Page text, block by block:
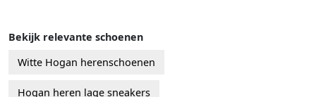
Bekijk relevante schoenen
Witte Hogan herenschoenen
Hogan heren lage sneakers